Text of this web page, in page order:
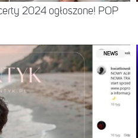
2024 ogłoszone! POP
NEWS